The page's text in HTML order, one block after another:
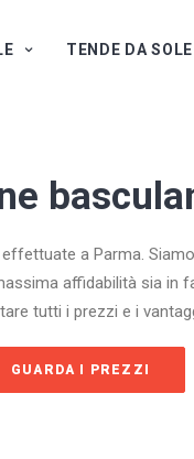
TENDE DA SOLE
a Parma.
affidabilità sia in
tutti i prezzi e i
GUARDA I PREZZI